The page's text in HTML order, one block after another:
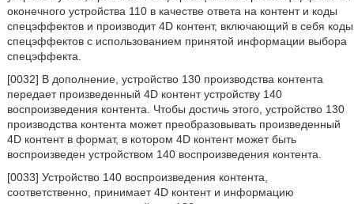
оконечного устройства 110 в качестве ответа на контент и коды
спецэффектов и производит 4D контент, включающий в себя коды
спецэффектов с использованием принятой информации выбора
спецэффекта.
[0032] В дополнение, устройство 130 производства контента
передает произведенный 4D контент устройству 140
воспроизведения контента. Чтобы достичь этого, устройство 130
производства контента может преобразовывать произведенный
4D контент в формат, в котором 4D контент может быть
воспроизведен устройством 140 воспроизведения контента.
[0033] Устройство 140 воспроизведения контента,
соответственно, принимает 4D контент и информацию